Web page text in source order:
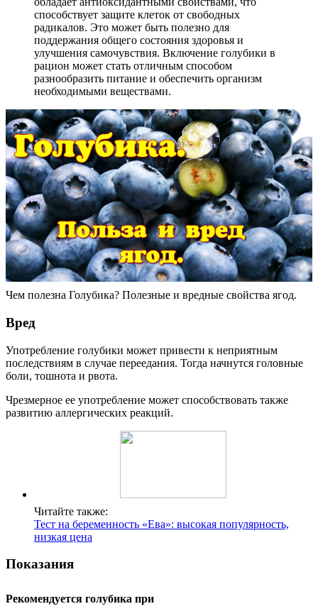
способствует защите клеток от свободных
радикалов. Это может быть полезно для
поддержания общего состояния здоровья и
улучшения самочувствия. Включение голубики в
рацион может стать отличным способом
разнообразить питание и обеспечить организм
необходимыми веществами.
Чем полезна Голубика? Полезные и вредные свойства ягод.
Вред
Употребление голубики может привести к неприятным
последствиям в случае переедания. Тогда начнутся головные
боли, тошнота и рвота.
Чрезмерное ее употребление может способствовать также
развитию аллергических реакций.
Читайте также:
Тест на беременность «Ева»: высокая популярность,
низкая цена
Показания
Рекомендуется голубика при